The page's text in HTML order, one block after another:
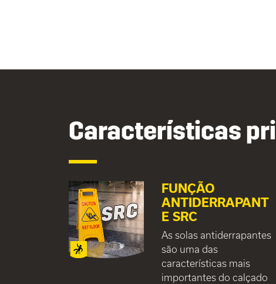
Características
FUNÇÃO
ANTIDERRAPANT
E SRC
As solas antiderrapantes
são uma das
características mais
importantes do calçado